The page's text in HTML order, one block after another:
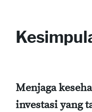
Menjaga
investasi yang